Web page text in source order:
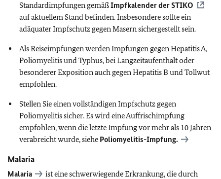
Standardimpfungen gemäßImpfkalender derSTIKO
auf aktuellem Stand befinden. Insbesondere sollte ein
adäquater Impfschutz gegen Masern sichergestellt sein.
Als Reiseimpfungen werden Impfungen gegen Hepatitis A,
Poliomyelitis und Typhus, bei Langzeitaufenthalt oder
besonderer Exposition auch gegen Hepatitis B und Tollwut
empfohlen.
Stellen Sie einen vollständigen Impfschutz gegen
Poliomyelitis sicher. Es wird eine Auffrischimpfung
empfohlen, wenn die letzte Impfung vor mehr als 10 Jahren
verabreicht wurde, siehe Poliomyelitis-Impfung.
Malaria
Malaria
ist eine schwerwiegende Erkrankung, die durch